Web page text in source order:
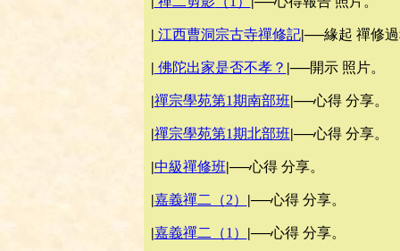
| 江西曹洞宗古寺禪修記|──緣起 禪修
| 佛陀出家是否不孝？ |──開示 照片。
|禪宗學苑第1期南部班|──心得 分享。
|禪宗學苑第1期北部班|──心得 分享。
|中級禪修班|──心得 分享。
|嘉義禪二（2） |──心得 分享。
|嘉義禪二（1） |──心得 分享。